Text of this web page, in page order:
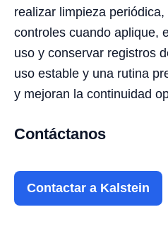
realizar limpieza
controles cuando aplique,
uso y conservar registros
uso estable y una rutina
y mejoran la continuidad
Contáctanos
Contactar a Kalstein